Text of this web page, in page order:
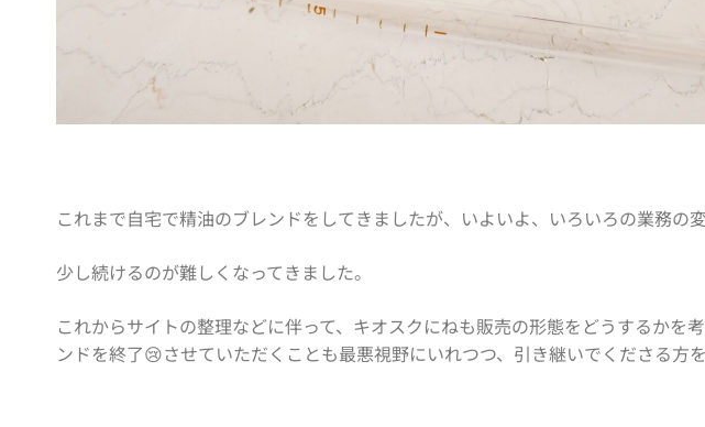
これまで自宅で精油のブレンドをしてきましたが、いよいよ、いろいろの業務の
少し続けるのが難しくなってきました。
これからサイトの整理などに伴って、キオスクにねも販売の形態をどうするかを
ンドを終了😢させていただくことも最悪視野にいれつつ、引き継いでくださる方